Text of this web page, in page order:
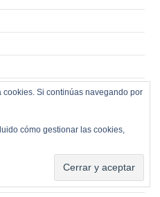
Si continúas navegando por
cómo gestionar las cookies,